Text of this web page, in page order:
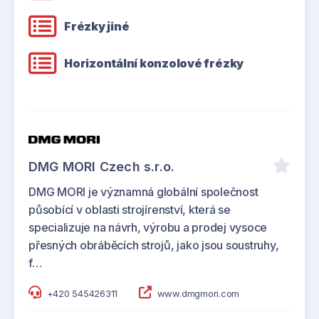
Frézky jiné
Horizontální konzolové frézky
DMG MORI Czech s.r.o.
DMG MORI je významná globální společnost
působící v oblasti strojírenství, která se
specializuje na návrh, výrobu a prodej vysoce
přesných obráběcích strojů, jako jsou soustruhy,
f…
+420 545426311 www.dmgmori.com